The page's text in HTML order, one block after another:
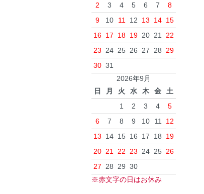
2
3 4 5 6 7
8
9
10 11 12 13 14 15
16 17 18 19 20 21 22
23 24 25 26 27 28 29
30 31
2026年9月
日
月 火 水 木 金
土
1
2 3 4
5
6
7 8 9 10 11
12
13
14 15 16 17 18
19
20 21 22 23 24 25 26
27 28 29 30
※赤文字の日はお休み